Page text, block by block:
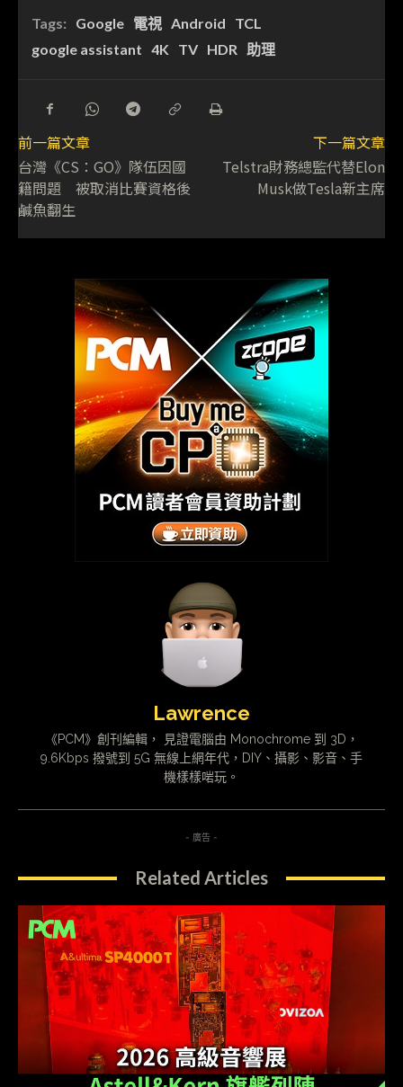
Tags: Google 電視 Android
TCL
google assistant 4K TV HDR 助理
前一篇文章
台灣《CS：GO》隊伍因國
籍問題 被取消比賽資格後
鹹魚翻生
下一篇文章
Telstra財務總監代替Elon
Musk做Tesla新主席
Lawrence
《PCM》創刊編輯， 見證電腦由 Monochrome 到 3D，
9.6Kbps 撥號到 5G 無線上網年代，DIY、攝影、影音、手
機樣樣啱玩。
- 廣告 -
Related Articles